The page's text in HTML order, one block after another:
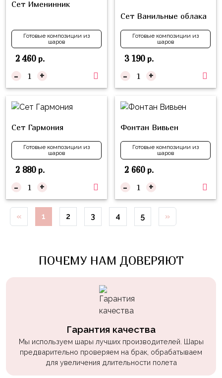
Сет Именинник
Готовые композиции из
шаров
2 460р.
- +
Сет Ванильные облака
Готовые композиции из
шаров
3 190р.
- +
Сет Гармония
Готовые композиции из
шаров
2 880р.
- +
Фонтан Вивьен
Готовые композиции из
шаров
2 660р.
- +
« 1 2 3 4 5 »
ПОЧЕМУ НАМ ДОВЕРЯЮТ
Гарантия качества
Мы используем шары лучших производителей. Шары
предварительно проверяем на брак, обрабатываем
для увеличения длительности полета
Куклы
Для
Него
Неё
Тедди
Транспорт
/
Техника
Животные
Морская
Тема
Звёздные
Трансформеры
Геймеров
Супергерои